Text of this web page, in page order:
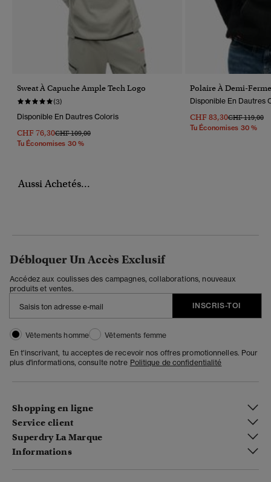
Sweat À Capuche Ample Tech Logo
(3)
Disponible En Dautres Coloris
CHF 76,30Prix Réduit De
CHF 109,00À
Tu Économises 30 %
Polaire À Demi-
Disponible En Dautres
CHF 83,30Prix Réduit De
CHF 119,00À
Tu Économises 30 %
Aussi Achetés...
Débloquer Un Accès Exclusif
Accédez aux coulisses des campagnes, collaborations, nouveaux
produits et ventes.
INSCRIS-TOI
Vêtements homme
Vêtements femme
En t'inscrivant, tu acceptes de recevoir nos offres promotionnelles. Pour
plus d'informations, consulte notre Politique de confidentialité
Shopping en ligne
Service client
Superdry La Marque
Informations